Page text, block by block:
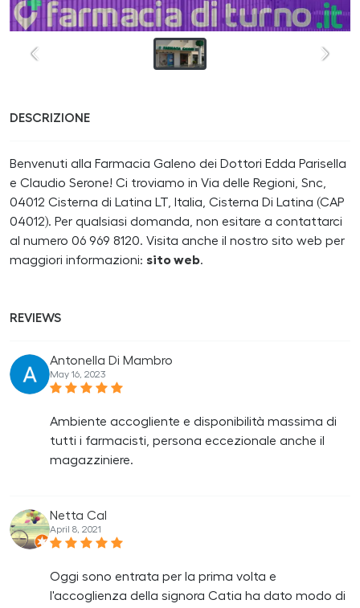
DESCRIZIONE
Benvenuti alla Farmacia Galeno dei Dottori Edda Parisella
e Claudio Serone! Ci troviamo in Via delle Regioni, Snc,
04012 Cisterna di Latina LT, Italia, Cisterna Di Latina (CAP
04012). Per qualsiasi domanda, non esitare a contattarci
al numero 06 969 8120. Visita anche il nostro sito web per
maggiori informazioni: sito web.
REVIEWS
Antonella Di Mambro
May 16, 2023
Ambiente accogliente e disponibilità massima di
tutti i farmacisti, persona eccezionale anche il
magazziniere.
Netta Cal
April 8, 2021
Oggi sono entrata per la prima volta e
l'accoglienza della signora Catia ha dato modo di